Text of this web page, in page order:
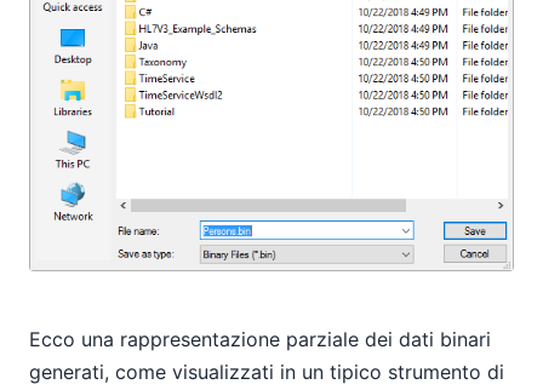
Ecco una rappresentazione parziale dei dati binari
generati, come visualizzati in un tipico strumento di